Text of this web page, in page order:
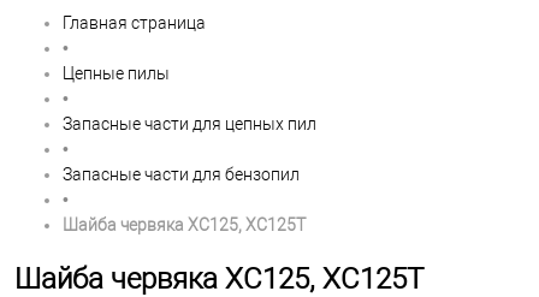
Главная страница
•
Цепные пилы
•
Запасные части для цепных пил
•
Запасные части для бензопил
•
Шайба червяка XC125, XC125T
Шайба червяка XC125, XC125T